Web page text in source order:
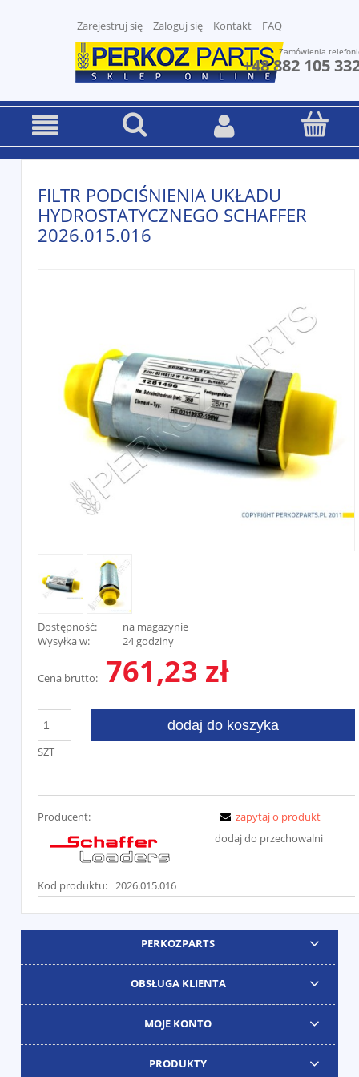
Zarejestruj się Zaloguj się Kontakt FAQ
Zamówienia
+48 882 105
FILTR PODCIŚNIENIA UKŁADU
HYDROSTATYCZNEGO SCHAFFER
2026.015.016
Dostępność:
na magazynie
Wysyłka w:
24 godziny
Cena brutto: 761,23 zł
SZT
dodaj do koszyka
Producent:
Kod produktu: 2026.015.016
zapytaj o produkt
dodaj do przechowalni
PERKOZPARTS
OBSŁUGA KLIENTA
MOJE KONTO
PRODUKTY